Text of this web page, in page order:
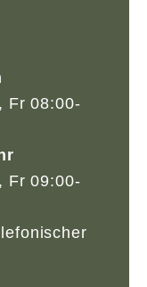
Fr 08:00-
Fr 09:00-